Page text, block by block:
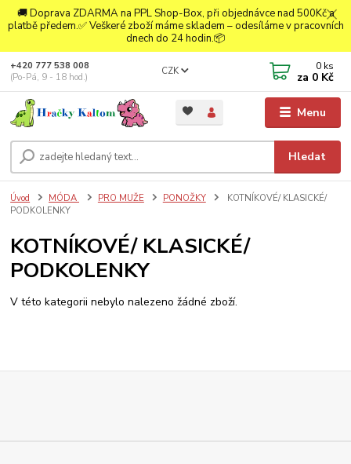
🚚 Doprava ZDARMA na PPL Shop-Box, při objednávce nad 500Kč a
platbě předem.✅ Veškeré zboží máme skladem – odesíláme v pracovních
dnech do 24 hodin.📦
Menu
CZK
Hledat
+420 777 538 008
(Po-Pá, 9 - 18 hod.)
0 ks
za 0 Kč
Úvod MÓDA PRO MUŽE PONOŽKY
KOTNÍKOVÉ/ KLASICKÉ/
PODKOLENKY
KOTNÍKOVÉ/ KLASICKÉ/
PODKOLENKY
V této kategorii nebylo nalezeno žádné zboží.